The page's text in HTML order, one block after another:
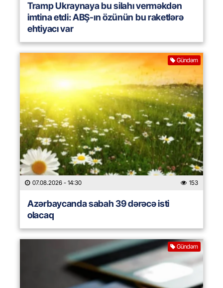
Tramp Ukraynaya bu silahı verməkdən
imtina etdi: ABŞ-ın özünün bu raketlərə
ehtiyacı var
Gündəm
07.08.2026 - 14:30 153
Azərbaycanda sabah 39 dərəcə isti
olacaq
Gündəm